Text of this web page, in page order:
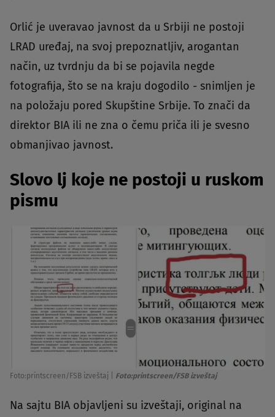
Orlić je uveravao javnost da u Srbiji ne postoji
LRAD uređaj, na svoj prepoznatljiv, arogantan
način, uz tvrdnju da bi se pojavila negde
fotografija, što se na kraju dogodilo - snimljen je
na položaju pored Skupštine Srbije. To znači da
direktor BIA ili ne zna o čemu priča ili je svesno
obmanjivao javnost.
Slovo lj koje ne postoji u ruskom
pismu
Foto:printscreen/FSB izveštaj Foto:printscreen/FSB izveštaj
Na sajtu BIA objavljeni su izveštaji, original na